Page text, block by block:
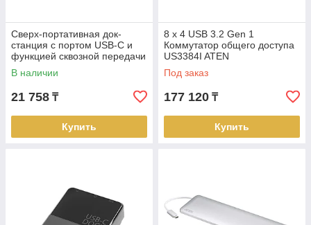
Сверх-портативная док-
станция с портом USB-C и
функцией сквозной передачи
питания UH3238 ATEN
В наличии
21 758 ₸
Купить
8 x 4 USB 3.2 Gen 1
Коммутатор общего доступа
US3384I ATEN
Под заказ
177 120 ₸
Купить